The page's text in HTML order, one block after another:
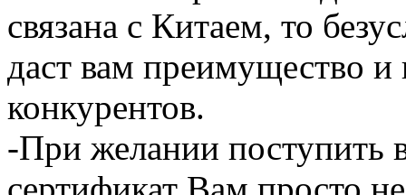
связана с Китаем, то
даст вам преимущество и
конкурентов.
-При желании поступить